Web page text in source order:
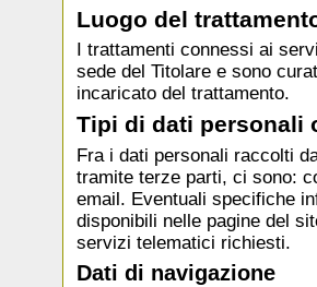
Luogo del
I trattamenti connessi ai
sede del Titolare e sono
incaricato del trattamento.
Tipi di dati personali
Fra i dati personali raccolti
tramite terze parti, ci sono:
email. Eventuali specifiche
disponibili nelle pagine del
servizi telematici richiesti.
Dati di navigazione